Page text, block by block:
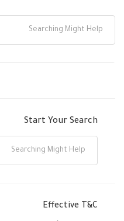
Start Your Search
Effective T&C